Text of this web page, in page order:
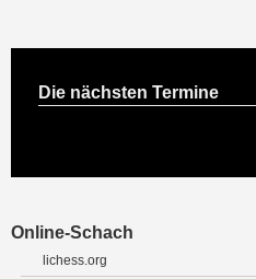
Die nächsten Termine
Online-Schach
lichess.org